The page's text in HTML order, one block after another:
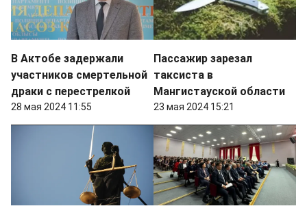
В Актобе задержали
участников смертельной
драки с перестрелкой
28 мая 2024 11:55
Пассажир зарезал
таксиста в
Мангистауской области
23 мая 2024 15:21